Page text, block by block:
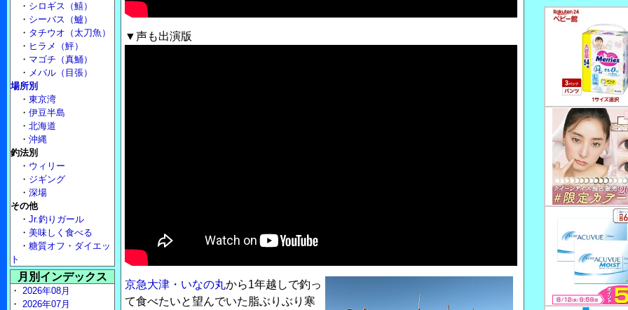
▼声も出演版
京急大津・いなの丸から1年越しで釣っ
て食べたいと望んでいた脂ぶりぶり寒
・ シロギス（鱚）
・ シーバス（鱸）
・ タチウオ（太刀魚）
・ ヒラメ（鮃）
・ マゴチ（真鯒）
・ メバル（目張）
場所別
・ 東京湾
・ 伊豆半島
・ 北海道
・ 沖縄
釣法別
・ ウィリー
・ ジギング
・ 深場
その他
・ Jr.釣りガール
・ 美味しく食べる
・ 糖質オフ・ダイエッ
ト
月別インデックス
・ 2026年08月
・ 2026年07月